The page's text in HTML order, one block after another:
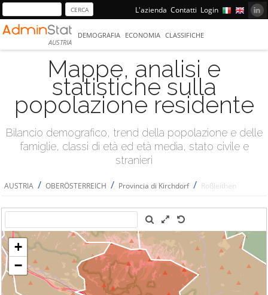
L'azienda Contatti Login
AUSTRIA
DEMOGRAFIA ECONOMIA CLASSIFICHE
Mappe, analisi e
statistiche sulla
popolazione residente
Bilancio demografico, trend della popolazione e delle
famiglie, classi di età ed età media, stato civile e
stranieri
AUSTRIA / OBERÖSTERREICH / Provincia di Kirchdorf / Roßleithen